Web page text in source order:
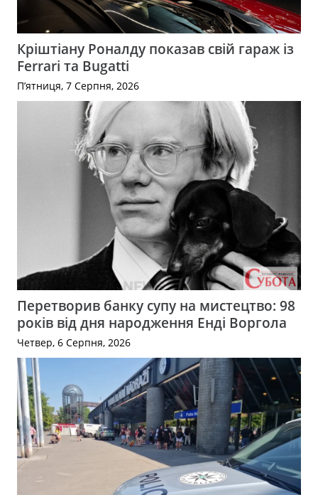
Кріштіану Роналду показав свій гараж із
Ferrari та Bugatti
П’ятниця, 7 Серпня, 2026
Перетворив банку супу на мистецтво: 98
років від дня народження Енді Воргола
Четвер, 6 Серпня, 2026